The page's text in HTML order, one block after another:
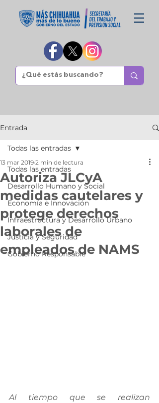
Entrada
Todas las entradas
Desarrollo Humano y Social
Economía e Innovación
Infraestructura y Desarrollo Urbano
Justicia y Seguridad
Gobierno Responsable
Todas las entradas
Autoriza JLCyA
medidas cautelares y
protege derechos
laborales de
empleados de NAMS
13 mar 2019 2 min de lectura
Al tiempo que se realizan